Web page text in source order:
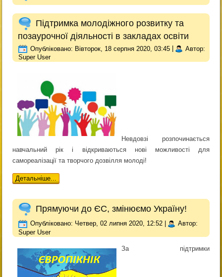
Підтримка молодіжного розвитку та
позаурочної діяльності в закладах освіти
Опубліковано: Вівторок, 18 серпня 2020, 03:45
Автор:
Super User
Невдовзі розпочинається
навчальний рік і відкриваються нові можливості для
самореалізації та творчого дозвілля молоді!
Детальніше...
Прямуючи до ЄС, змінюємо Україну!
Опубліковано: Четвер, 02 липня 2020, 12:52
Автор:
Super User
За підтримки